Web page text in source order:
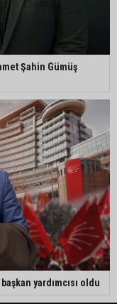
Şahin Gümüş
yardımcısı oldu